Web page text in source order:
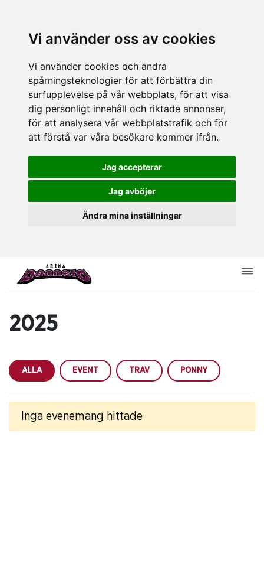
Vi använder oss av cookies
Vi använder cookies och andra
spårningsteknologier för att förbättra din
surfupplevelse på vår webbplats, för att visa
dig personligt innehåll och riktade annonser,
för att analysera vår webbplatstrafik och för
att förstå var våra besökare kommer ifrån.
Jag accepterar
Jag avböjer
Ändra mina inställningar
2025
ALLA EVENT TRAV PONNY
Inga evenemang hittade